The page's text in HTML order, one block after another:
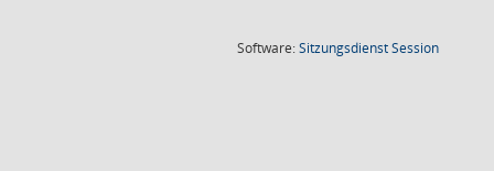
Software:SitzungsdienstSession(Wird in